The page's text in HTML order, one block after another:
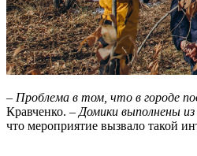
– Проблема в том, что в городе
Кравченко. – Домики выполнены
что мероприятие вызвало такой